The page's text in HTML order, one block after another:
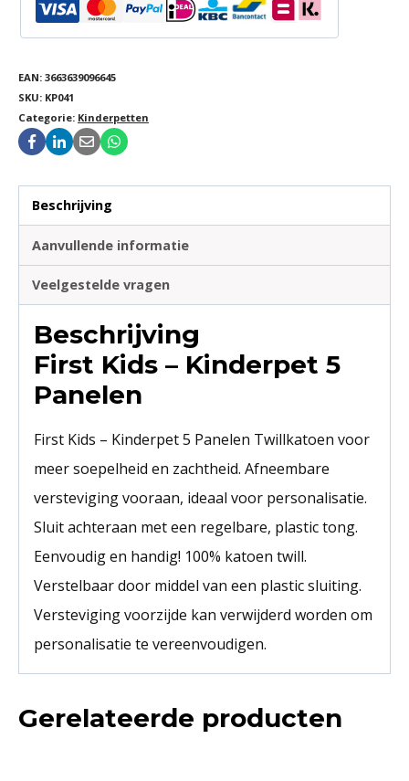
EAN: 3663639096645
SKU: KP041
Categorie: Kinderpetten
Beschrijving
Aanvullende informatie
Veelgestelde vragen
Beschrijving
First Kids – Kinderpet 5
Panelen
First Kids – Kinderpet 5 Panelen Twillkatoen voor
meer soepelheid en zachtheid. Afneembare
versteviging vooraan, ideaal voor personalisatie.
Sluit achteraan met een regelbare, plastic tong.
Eenvoudig en handig! 100% katoen twill.
Verstelbaar door middel van een plastic sluiting.
Versteviging voorzijde kan verwijderd worden om
personalisatie te vereenvoudigen.
Gerelateerde producten